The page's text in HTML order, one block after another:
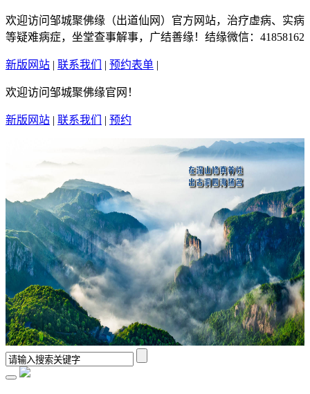
欢迎访问邹城聚佛缘（出道仙网）官方网站，治疗虚病、实病
等疑难病症，坐堂查事解事，广结善缘！结缘微信：41858162
新版网站 | 联系我们 | 预约表单 |
欢迎访问邹城聚佛缘官网！
新版网站 | 联系我们 | 预约